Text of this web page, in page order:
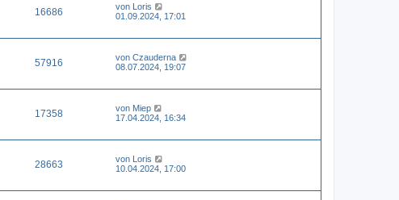
16686 von Loris
01.09.2024, 17:01
57916 von Czauderna
08.07.2024, 19:07
17358 von Miep
17.04.2024, 16:34
28663 von Loris
10.04.2024, 17:00